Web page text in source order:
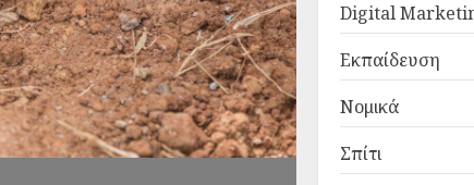
Digital
Εκπαίδευση
Νομικά
Σπίτι